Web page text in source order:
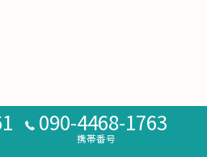
090-4468-1763
携帯番号